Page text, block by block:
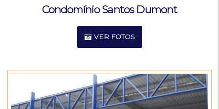
Condomínio Santos Dumont
VER FOTOS